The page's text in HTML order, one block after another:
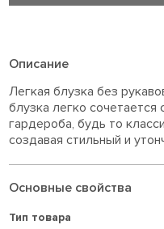
Описание
Легкая блузка без
блузка легко
гардероба, будь то
создавая стильный и
Основные свойства
Тип товара